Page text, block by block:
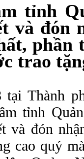
tỉnh
và đón
phần
trao
tại Thành
tỉnh
và đón
cao quý